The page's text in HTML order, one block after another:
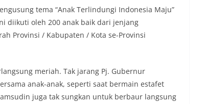
tema “Anak Terlindungi Indonesia Maju”
diikuti oleh 200 anak baik dari jenjang
Provinsi / Kabupaten / Kota se-Provinsi
meriah. Tak jarang Pj. Gubernur
anak-anak, seperti saat bermain estafet
juga tak sungkan untuk berbaur langsung